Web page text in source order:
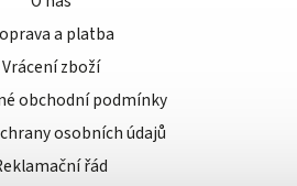
a platba
Vrácení zboží
obchodní podmínky
osobních údajů
řád